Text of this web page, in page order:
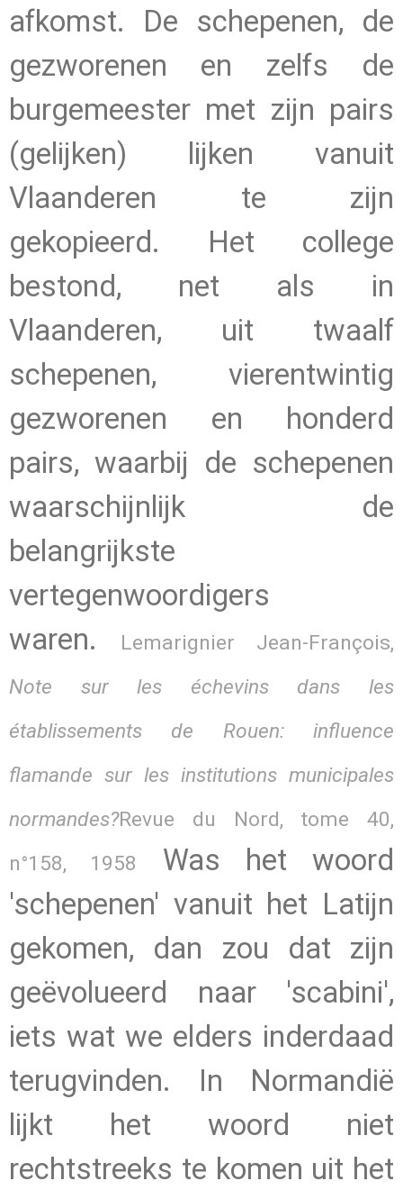
afkomst. De schepenen, de
gezworenen en zelfs de
burgemeester met zijn pairs
(gelijken) lijken vanuit
Vlaanderen te zijn
gekopieerd. Het college
bestond, net als in
Vlaanderen, uit twaalf
schepenen, vierentwintig
gezworenen en honderd
pairs, waarbij de schepenen
waarschijnlijk de
belangrijkste
vertegenwoordigers
waren.
Lemarignier Jean-François,
Note sur les échevins dans les
établissements de Rouen: influence
flamande sur les institutions municipales
normandes?Revue du Nord, tome 40,
n°158, 1958
Was het woord
'schepenen' vanuit het Latijn
gekomen, dan zou dat zijn
geëvolueerd naar 'scabini',
iets wat we elders inderdaad
terugvinden. In Normandië
lijkt het woord niet
rechtstreeks te komen uit het